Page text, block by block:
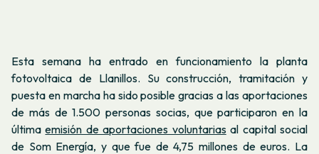
Esta semana ha entrado en funcionamiento la planta
fotovoltaica de Llanillos. Su construcción, tramitación y
puesta en marcha ha sido posible gracias a las aportaciones
de más de 1.500 personas socias, que participaron en la
últimaemisión de aportaciones voluntariasal capital social
de Som Energía, y que fue de 4,75 millones de euros. La